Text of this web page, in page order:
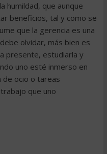
humildad, que aunque
beneficios, tal y como se
que la gerencia es una
olvidar, más bien es
presente, estudiarla y
uno esté inmerso en
de ocio o tareas
que uno